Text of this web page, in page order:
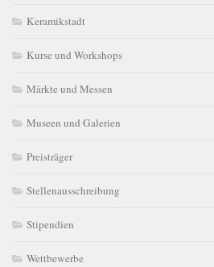
Keramikstadt
Kurse und Workshops
Märkte und Messen
Museen und Galerien
Preisträger
Stellenausschreibung
Stipendien
Wettbewerbe